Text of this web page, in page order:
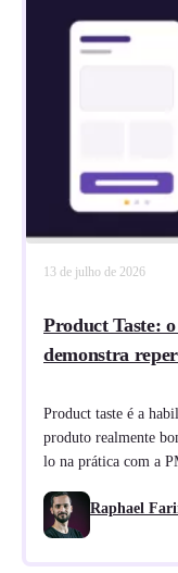
13 de julho de 2026
Product Taste:
demonstra
Product taste é a
produto realmente
lo na prática com a
Raphael